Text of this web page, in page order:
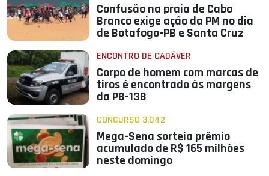
Confusão na praia de Cabo
Branco exige ação da PM no dia
de Botafogo-PB e Santa Cruz
ENCONTRO DE CADÁVER
Corpo de homem com marcas de
tiros é encontrado às margens
da PB-138
CONCURSO 3.042
Mega-Sena sorteia prêmio
acumulado de R$ 165 milhões
neste domingo